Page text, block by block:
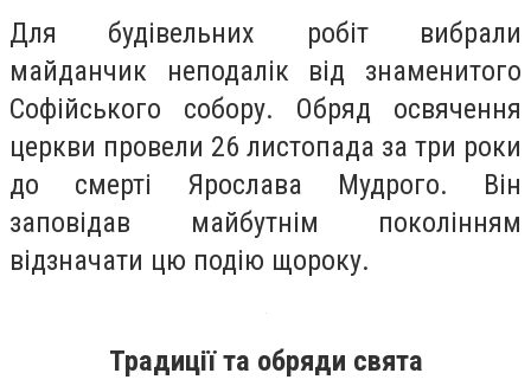
Для будівельних робіт вибрали
майданчик неподалік від знаменитого
Софійського собору. Обряд освячення
церкви провели 26 листопада за три роки
до смерті Ярослава Мудрого. Він
заповідав майбутнім поколінням
відзначати цю подію щороку.
Традиції та обряди свята